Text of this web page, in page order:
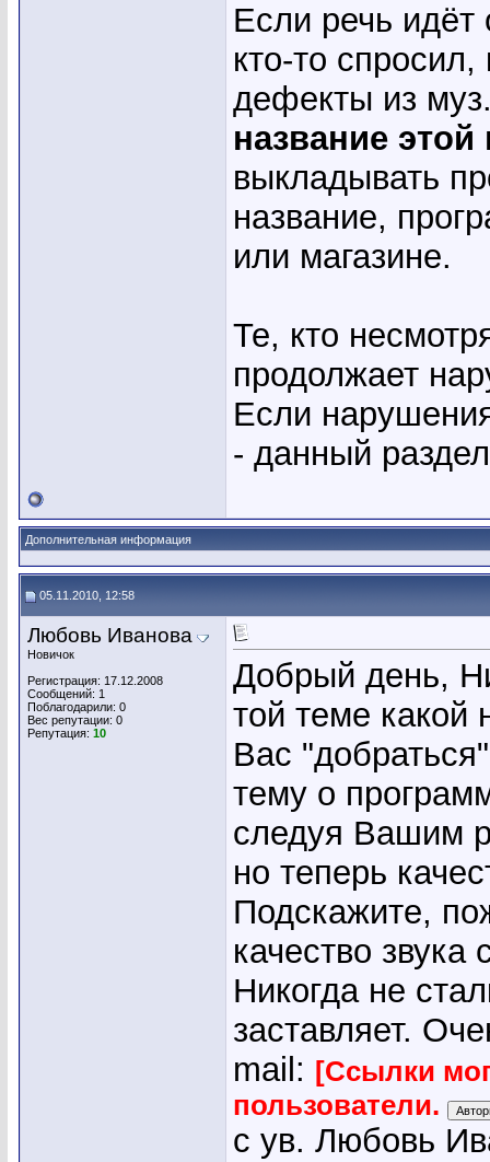
Если речь идёт
кто-то
дефекты из
название
выкладывать
название,
или магазине.
Те, кто
продолжает
Если
- данный
Дополнительная информация
05.11.2010, 12:58
Любовь Иванова
Новичок
Регистрация: 17.12.2008
Сообщений: 1
Поблагодарили: 0
Вес репутации: 0
Репутация: 10
Добрый день,
той теме какой
Вас
тему о
следуя Вашим
но теперь
Подскажите,
качество звука
Никогда не
заставляет.
mail: [Ссылки
пользователи.
с ув. Любовь